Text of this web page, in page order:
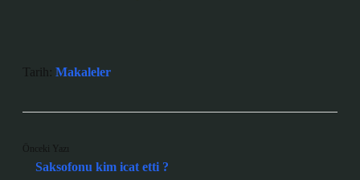
Tarih: Makaleler
Önceki Yazı
Saksofonu kim icat etti ?